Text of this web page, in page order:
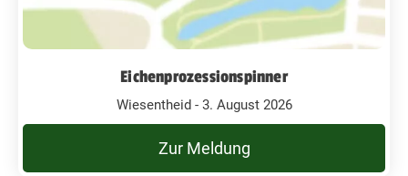
Eichenprozessionspinner
Wiesentheid - 3. August 2026
Zur Meldung